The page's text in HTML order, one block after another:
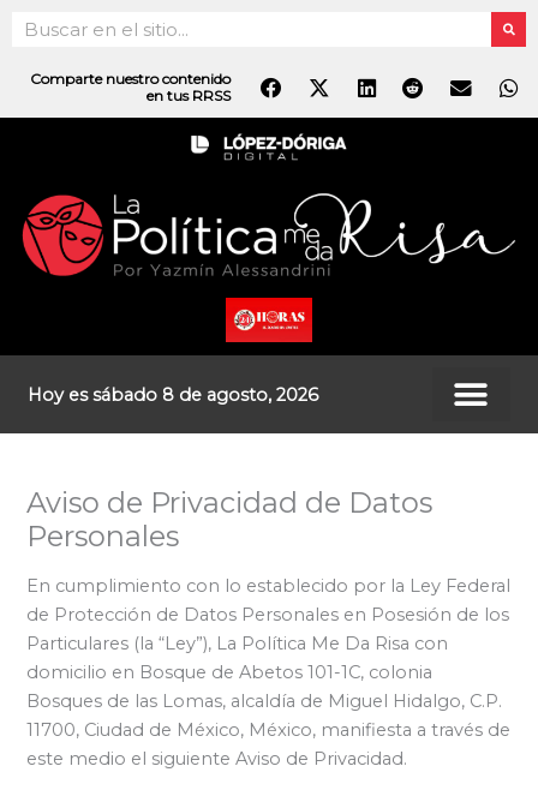
contenido
Search
Comparte nuestro contenido
en tus RRSS
Hoy es sábado 8 de agosto, 2026
Aviso de Privacidad de Datos
Personales
En cumplimiento con lo establecido por la Ley Federal
de Protección de Datos Personales en Posesión de los
Particulares (la “Ley”), La Política Me Da Risa con
domicilio en Bosque de Abetos 101-1C, colonia
Bosques de las Lomas, alcaldía de Miguel Hidalgo, C.P.
11700, Ciudad de México, México, manifiesta a través de
este medio el siguiente Aviso de Privacidad.